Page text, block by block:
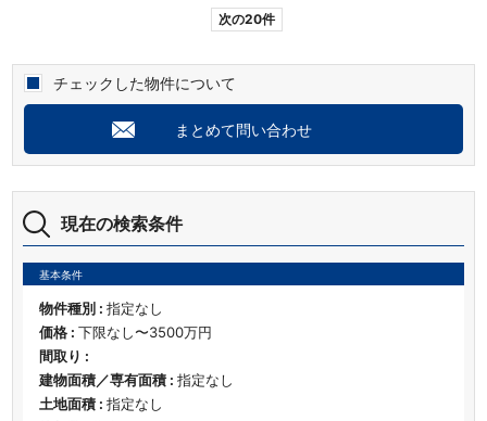
現在の検索条件
基本条件
物件種別 : 指定なし
価格 : 下限なし〜3500万円
間取り :
建物面積／専有面積 : 指定なし
土地面積 : 指定なし
次の20件
チェックした物件について
まとめて問い合わせ